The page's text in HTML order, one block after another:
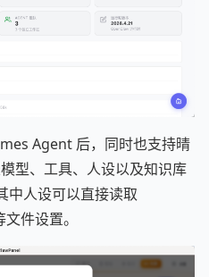
Agent 后，同时也支持晴
型、工具、人设以及知识库
中人设可以直接读取
件设置。